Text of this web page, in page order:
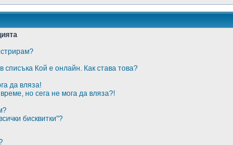
списъка Кой е онлайн. Как става това?
да вляза!
но сега не мога да вляза?!
бисквитки"?